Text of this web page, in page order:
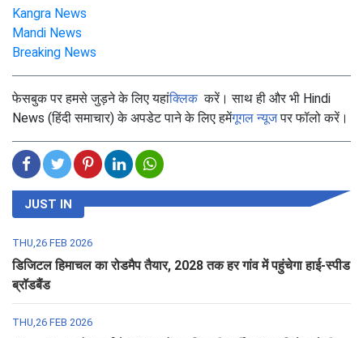
Kangra News
Mandi News
Breaking News
फेसबुक पर हमसे जुड़ने के लिए यहांक्लिककरें। साथ ही और भी Hindi
News (हिंदी समाचार) के अपडेट पाने के लिए हमेंगूगल न्यूजपर फॉलो करें।
JUST IN
THU,26 FEB 2026
डिजिटल हिमाचल का रोडमैप तैयार, 2028 तक हर गांव में पहुंचेगा हाई-स्पीड
ब्रॉडबैंड
THU,26 FEB 2026